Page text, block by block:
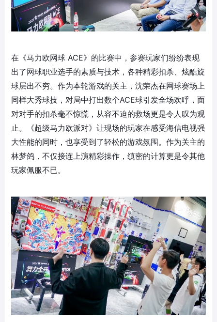
在《马力欧网球 ACE》的比赛中，参赛玩家们纷纷表现
出了网球职业选手的素质与技术，各种精彩扣杀、炫酷旋
球层出不穷。作为本轮游戏的关主，沈荣杰在网球赛场上
同样大秀球技，对局中打出数个ACE球引发全场欢呼，面
对对手的扣杀毫不惊慌，从容不迫的救场更是令人叹为观
止。《超级马力欧派对》让现场的玩家在感受海信电视强
大性能的同时，也享受到了轻松的游戏氛围。作为关主的
林梦鸽，不仅接连上演精彩操作，缜密的计算更是令其他
玩家佩服不已。